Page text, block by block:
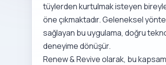
tüylerden kurtulmak isteyen
öne çıkmaktadır. Geleneksel
sağlayan bu uygulama, doğru
deneyime dönüşür.
Renew & Revive olarak, bu